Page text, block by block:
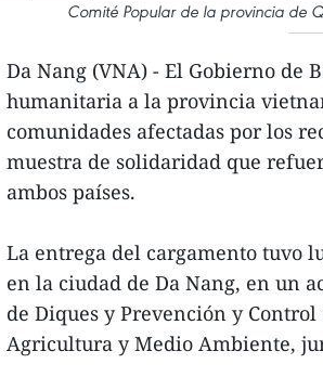
Comité Popular de la provincia de
Da Nang (VNA) - El Gobierno de
humanitaria a la provincia
comunidades afectadas por los
muestra de solidaridad que
ambos países.
La entrega del cargamento tuvo
en la ciudad de Da Nang, en un
de Diques y Prevención y
Agricultura y Medio Ambiente,